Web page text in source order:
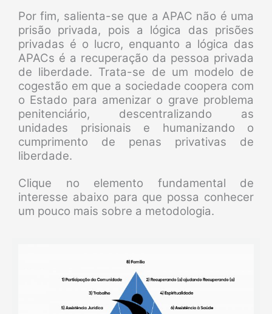
Por fim, salienta-se que a APAC não é uma
prisão privada, pois a lógica das prisões
privadas é o lucro, enquanto a lógica das
APACs é a recuperação da pessoa privada
de liberdade. Trata-se de um modelo de
cogestão em que a sociedade coopera com
o Estado para amenizar o grave problema
penitenciário, descentralizando as
unidades prisionais e humanizando o
cumprimento de penas privativas de
liberdade.
Clique no elemento fundamental de
interesse abaixo para que possa conhecer
um pouco mais sobre a metodologia.